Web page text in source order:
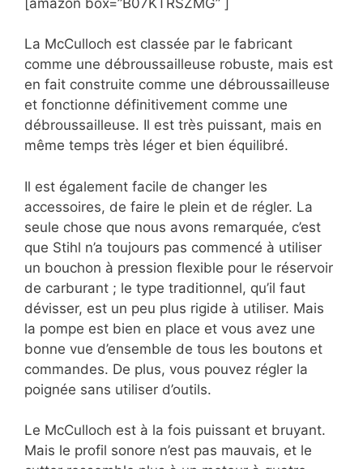
La McCulloch est classée par le fabricant
comme une débroussailleuse robuste, mais est
en fait construite comme une débroussailleuse
et fonctionne définitivement comme une
débroussailleuse. Il est très puissant, mais en
même temps très léger et bien équilibré.
Il est également facile de changer les
accessoires, de faire le plein et de régler. La
seule chose que nous avons remarquée, c’est
que Stihl n’a toujours pas commencé à utiliser
un bouchon à pression flexible pour le réservoir
de carburant ; le type traditionnel, qu’il faut
dévisser, est un peu plus rigide à utiliser. Mais
la pompe est bien en place et vous avez une
bonne vue d’ensemble de tous les boutons et
commandes. De plus, vous pouvez régler la
poignée sans utiliser d’outils.
Le McCulloch est à la fois puissant et bruyant.
Mais le profil sonore n’est pas mauvais, et le